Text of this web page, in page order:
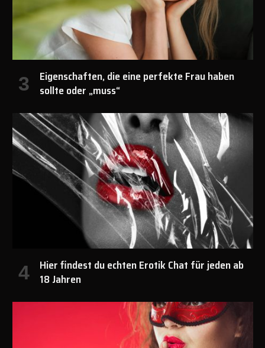
Eigenschaften, die eine perfekte Frau haben
sollte oder „muss“
Hier findest du echten Erotik Chat für jeden ab
18 Jahren